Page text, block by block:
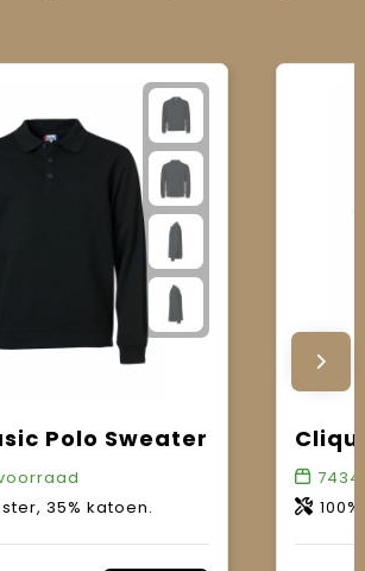
Polo Sweater
35% katoen.
7434